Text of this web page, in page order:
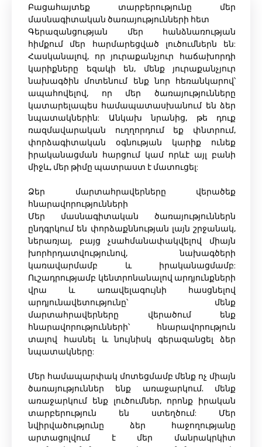
Բացահայտեք տարբերությունը մեր
մասնագիտական ​​ծառայությունների հետ
Գերազանցության մեր հանձնառության
հիմքում մեր հարմարեցված լուծումներն են:
Հասկանալով, որ յուրաքանչյուր հաճախորդի
կարիքները եզակի են, մենք յուրաքանչյուր
նախագծին մոտենում ենք նոր հեռանկարով՝
ապահովելով, որ մեր ծառայությունները
կատարելապես համապատասխանում են ձեր
նպատակներին: Անկախ նրանից, թե դուք
ռազմավարական ուղղորդում եք փնտրում,
փորձագիտական ​​օգնության կարիք ունեք
իրականացման հարցում կամ որևէ այլ բանի
միջև, մեր թիմը պատրաստ է մատուցել:
Ձեր մարտահրավերները վերածեք
հնարավորությունների
Մեր մասնագիտական ​​ծառայություններն
ընդգրկում են փորձաքննության լայն շրջանակ,
ներառյալ, բայց չսահմանափակվելով միայն
խորհրդատվությունով, նախագծերի
կառավարմամբ և իրականացմամբ:
Ուշադրությամբ կենտրոնանալով արդյունքների
վրա և առավելագույնի հասցնելով
արդյունավետությունը՝ մենք
մարտահրավերները վերածում ենք
հնարավորությունների՝ հնարավորություն
տալով հասնել և նույնիսկ գերազանցել ձեր
նպատակները:
Մեր համապարփակ մոտեցմամբ մենք ոչ միայն
ծառայություններ ենք առաջարկում. մենք
առաջարկում ենք լուծումներ, որոնք իրական
տարբերություն են ստեղծում: Մեր
նվիրվածությունը ձեր հաջողությանը
արտացոլվում է մեր մանրակրկիտ